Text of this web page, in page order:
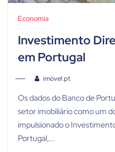
Economia
Investimento
em Portugal
imóvel.pt
Os dados do Banco de
setor imobiliário como um
impulsionado o
Portugal,...